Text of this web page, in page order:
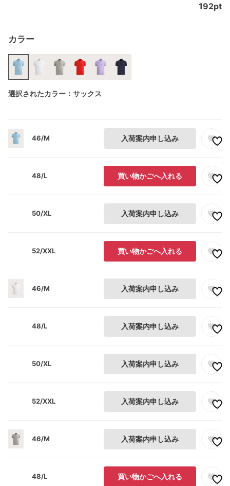
カラー
選択されたカラー：サックス
46/M 入荷案内申し込み
48/L 買い物かごへ入れる
50/XL 入荷案内申し込み
52/XXL 買い物かごへ入れる
46/M 入荷案内申し込み
48/L 入荷案内申し込み
50/XL 入荷案内申し込み
52/XXL 入荷案内申し込み
46/M 入荷案内申し込み
48/L 買い物かごへ入れる
192pt